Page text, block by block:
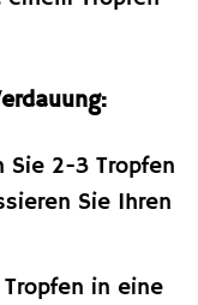
Sie 2-3 Tropfen
Sie Ihren
in eine